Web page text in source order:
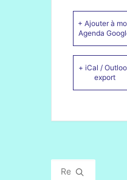
+ Ajouter à
Agenda
+ iCal /
export